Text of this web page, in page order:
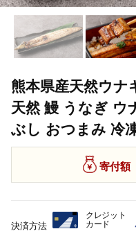
熊本県産天然ウナ
天然 鰻 うなぎ ウ
ぶし おつまみ 冷
寄付額
決済方法
クレジット
カード